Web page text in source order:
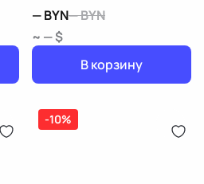
—BYN—BYN
~ — $
В корзину
-10%